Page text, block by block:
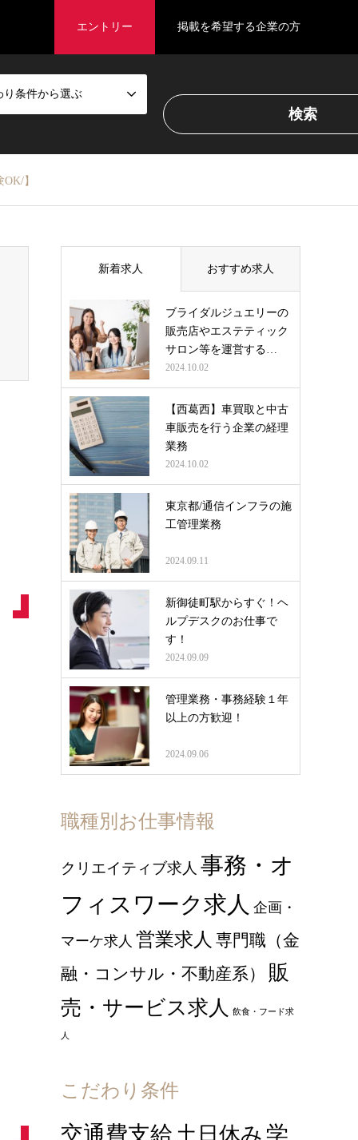
エントリー 掲載を希望する企業の方
り条件から選ぶ
】
新着求人 おすすめ求人
ブライダルジュエリーの
販売店やエステティック
サロン等を運営する…
2024.10.02
【西葛西】車買取と中古
車販売を行う企業の経理
業務
2024.10.02
東京都/通信インフラの施
工管理業務
2024.09.11
新御徒町駅からすぐ！ヘ
ルプデスクのお仕事で
す！
2024.09.09
管理業務・事務経験１年
以上の方歓迎！
2024.09.06
職種別お仕事情報
クリエイティブ求人 事務・オ
フィスワーク求人 企画・
マーケ求人 営業求人 専門職（金
融・コンサル・不動産系）
販
売・サービス求人
飲食・フード求
人
こだわり条件
交通費支給土日休み 学